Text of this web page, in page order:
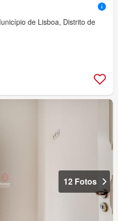
de Lisboa, Distrito de
12 Fotos